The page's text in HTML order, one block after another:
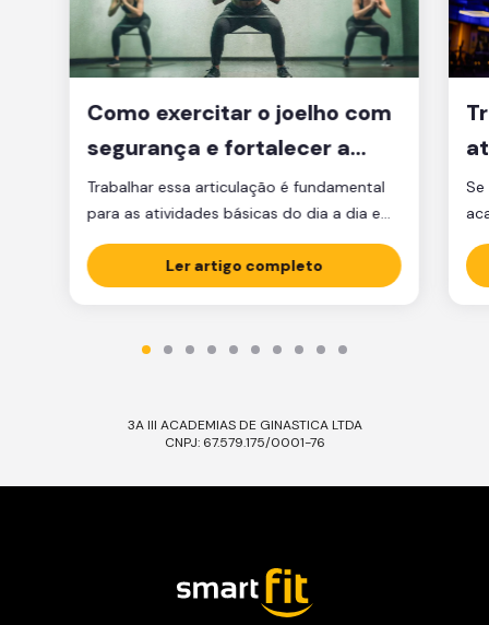
Como exercitar o joelho com
segurança e fortalecer a
articulação
Trabalhar essa articulação é fundamental
para as atividades básicas do dia a dia e
Ler artigo completo
3A III ACADEMIAS DE GINASTICA LTDA
CNPJ: 67.579.175/0001-76